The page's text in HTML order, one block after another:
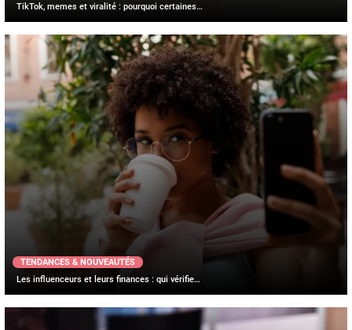
TikTok, memes et viralité : pourquoi certaines…
TENDANCES & NOUVEAUTÉS
Les influenceurs et leurs finances : qui vérifie…